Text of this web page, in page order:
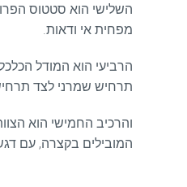
השלישי הוא סטטוס
מפחית אי ודאות.
הרביעי הוא המודל
תרחיש שמרני לצד
והרכיב החמישי הוא
המובילים בקצרה, עם דגש